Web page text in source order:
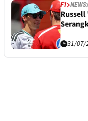
F1 NEWS
31/07/